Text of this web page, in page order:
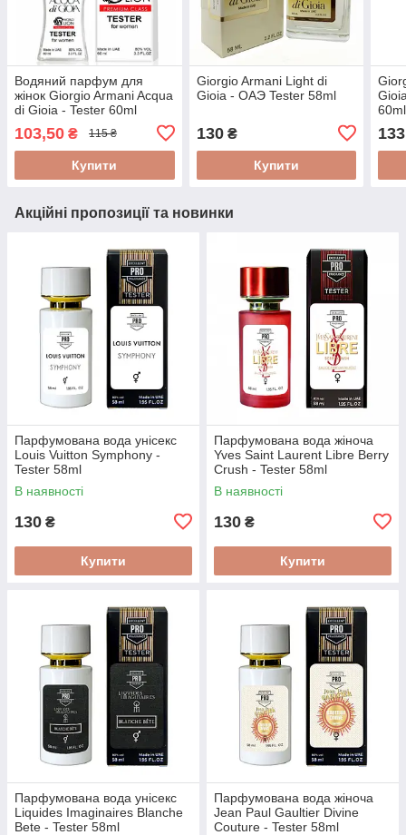
Водяний парфум для
жінок Giorgio Armani Acqua
di Gioia - Tester 60ml
103,50 ₴ 115 ₴
Купити
Giorgio Armani Light di
Gioia - ОАЭ Tester 58ml
130₴
Купити
60ml
133
Акційні пропозиції та новинки
Парфумована вода унісекс
Louis Vuitton Symphony -
Tester 58ml
В наявності
130 ₴
Купити
Парфумована вода жіноча
Yves Saint Laurent Libre Berry
Crush - Tester 58ml
В наявності
130 ₴
Купити
Парфумована вода унісекс
Liquides Imaginaires Blanche
Bete - Tester 58ml
Парфумована вода жіноча
Jean Paul Gaultier Divine
Couture - Tester 58ml